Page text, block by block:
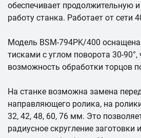
обеспечивает продолжительную
работу станка. Работает от сети
Модель BSM-794РK/400
тисками с углом поворота 30-90°,
возможность обработки торцов
На станке возможна замена
направляющего ролика, на
32, 42, 48, 60, 76 мм. Это
радиусное скругление